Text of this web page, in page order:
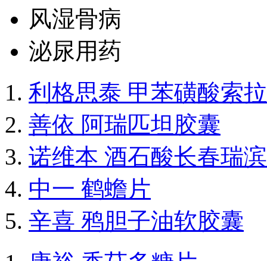
风湿骨病
泌尿用药
利格思泰 甲苯磺酸索
善依 阿瑞匹坦胶囊
诺维本 酒石酸长春瑞
中一 鹤蟾片
辛喜 鸦胆子油软胶囊